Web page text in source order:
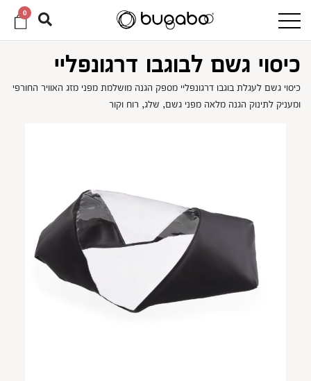
0
כיסוי גשם לבוגבו דרגונפליי
כיסוי גשם לעגלת בוגבו דרגונפליי מספק הגנה מושלמת מפני מזג האוויר החורפי
ומעניק לתינוק הגנה מלאה מפני גשם, שלג, רוח וקור